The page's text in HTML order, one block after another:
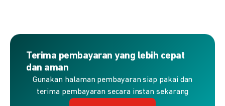
Terima pembayaran yang lebih cepat
dan aman
Gunakan halaman pembayaran siap pakai dan
terima pembayaran secara instan sekarang